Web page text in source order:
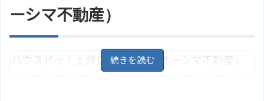
アクセス
分
ホームページ
不動産Ｌａｂｏ（有限会社サンパ
ール）のサイトはこちら
てくれます。
岐阜県土岐市泉大坪町1丁目11地
ＪＲ中央線「土岐市駅」より徒歩8
ーシマ不動産）
ハウスドゥ！土岐店（株式会社オーシマ不動産）